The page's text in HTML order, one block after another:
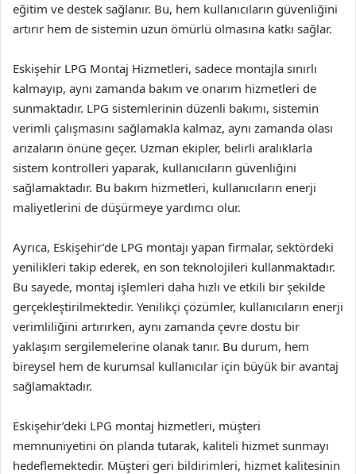
eğitim ve destek sağlanır. Bu, hem kullanıcıların güvenliğini
artırır hem de sistemin uzun ömürlü olmasına katkı sağlar.
Eskişehir LPG Montaj Hizmetleri, sadece montajla sınırlı
kalmayıp, aynı zamanda bakım ve onarım hizmetleri de
sunmaktadır. LPG sistemlerinin düzenli bakımı, sistemin
verimli çalışmasını sağlamakla kalmaz, aynı zamanda olası
arızaların önüne geçer. Uzman ekipler, belirli aralıklarla
sistem kontrolleri yaparak, kullanıcıların güvenliğini
sağlamaktadır. Bu bakım hizmetleri, kullanıcıların enerji
maliyetlerini de düşürmeye yardımcı olur.
Ayrıca, Eskişehir’de LPG montajı yapan firmalar, sektördeki
yenilikleri takip ederek, en son teknolojileri kullanmaktadır.
Bu sayede, montaj işlemleri daha hızlı ve etkili bir şekilde
gerçekleştirilmektedir. Yenilikçi çözümler, kullanıcıların enerji
verimliliğini artırırken, aynı zamanda çevre dostu bir
yaklaşım sergilemelerine olanak tanır. Bu durum, hem
bireysel hem de kurumsal kullanıcılar için büyük bir avantaj
sağlamaktadır.
Eskişehir’deki LPG montaj hizmetleri, müşteri
memnuniyetini ön planda tutarak, kaliteli hizmet sunmayı
hedeflemektedir. Müşteri geri bildirimleri, hizmet kalitesinin